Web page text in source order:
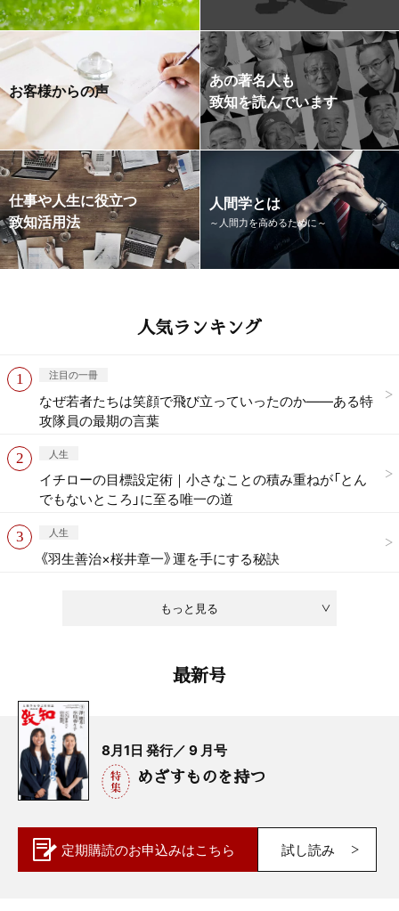
お客様からの声
あの著名人も
致知を読んでいます
仕事や人生に役立つ
致知活用法
人間学とは
～人間力を高めるために～
人気ランキング
もっと見る
注目の一冊
なぜ若者たちは笑顔で飛び立っていったのか——ある特
攻隊員の最期の言葉
人生
イチローの目標設定術｜小さなことの積み重ねが「とん
でもないところ」に至る唯一の道
人生
《羽生善治×桜井章一》運を手にする秘訣
最新号
8月1日 発行／ 9 月号
めざすものを持つ
定期購読のお申込みはこちら 試し読み